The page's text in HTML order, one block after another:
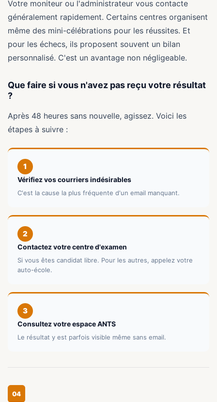
Votre moniteur ou l'administrateur vous contacte
généralement rapidement. Certains centres organisent
même des mini-célébrations pour les réussites. Et
pour les échecs, ils proposent souvent un bilan
personnalisé. C'est un avantage non négligeable.
Que faire si vous n'avez pas reçu votre résultat
?
Après 48 heures sans nouvelle, agissez. Voici les
étapes à suivre :
1
Vérifiez vos courriers indésirables
C'est la cause la plus fréquente d'un email manquant.
2
Contactez votre centre d'examen
Si vous êtes candidat libre. Pour les autres, appelez votre
auto-école.
3
Consultez votre espace ANTS
Le résultat y est parfois visible même sans email.
04